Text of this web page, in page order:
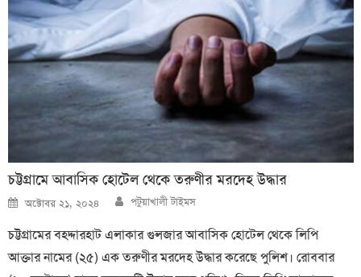
চট্টগ্রামে আবাসিক হোটেল থেকে তরুণীর মরদেহ উদ্ধার
Posted
on
অক্টোবর ২১, ২০২৪ Author
পটুয়াখালী টাইমস
চট্টগ্রামের বহদ্দারহাট এলাকার গুলজার আবাসিক হোটেল থেকে লিপি
আক্তার নামের (২৫) এক তরুণীর মরদেহ উদ্ধার করেছে পুলিশ। রোববার